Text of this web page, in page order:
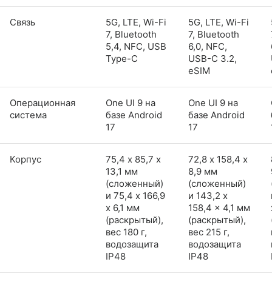
Связь
5G, LTE, Wi-Fi
7, Bluetooth
5,4, NFC, USB
Type-C
5G, LTE, Wi-Fi
7, Bluetooth
6,0, NFC,
USB-C 3.2,
eSIM
Операционная
система
One UI 9 на
базе Android
17
One UI 9 на
базе Android
17
Корпус
75,4 х 85,7 х
13,1 мм
(сложенный)
и 75,4 x 166,9
x 6,1 мм
(раскрытый),
вес 180 г,
водозащита
IP48
72,8 х 158,4 х
8,9 мм
(сложенный)
и 143,2 x
158,4 x 4,1 мм
(раскрытый),
вес 215 г,
водозащита
IP48